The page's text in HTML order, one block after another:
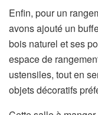
Enfin, pour un
avons ajouté un
bois naturel et ses
espace de
ustensiles, tout en
objets décoratifs